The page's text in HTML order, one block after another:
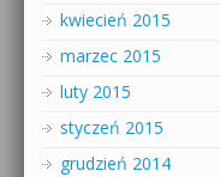
kwiecień 2015
marzec 2015
luty 2015
styczeń 2015
grudzień 2014